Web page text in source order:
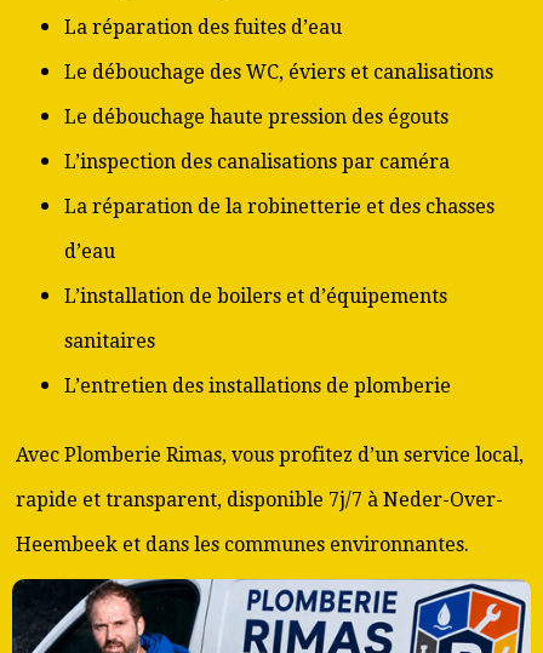
La réparation des fuites d’eau
Le débouchage des WC, éviers et canalisations
Le débouchage haute pression des égouts
L’inspection des canalisations par caméra
La réparation de la robinetterie et des chasses
d’eau
L’installation de boilers et d’équipements
sanitaires
L’entretien des installations de plomberie
Avec Plomberie Rimas, vous profitez d’un service local,
rapide et transparent, disponible 7j/7 à Neder-Over-
Heembeek et dans les communes environnantes.